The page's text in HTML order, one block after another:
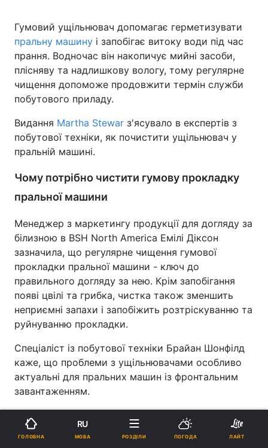
Гумовий ущільнювач допомагає герметизувати
пральну машину і запобігає витоку води під час
прання. Водночас він накопичує мийні засоби,
плісняву та надлишкову вологу, тому регулярне
чищення допоможе продовжити термін служби
побутового приладу.
Видання Martha Stewar з'ясувало в експертів з
побутової техніки, як почистити ущільнювач у
пральній машині.
Чому потрібно чистити гумову прокладку
пральної машини
Менеджер з маркетингу продукції для догляду за
білизною в BSH North America Емілі Діксон
зазначила, що регулярне чищення гумової
прокладки пральної машини - ключ до
правильного догляду за нею. Крім запобігання
появі цвілі та грибка, чистка також зменшить
неприємні запахи і запобіжить розтріскуванню та
руйнуванню прокладки.
Спеціаліст із побутової техніки Брайан Шонфілд
каже, що проблеми з ущільнювачами особливо
актуальні для пральних машин із фронтальним
завантаженням.
"Недоглянута прокладка при вогкості починає
видавати неприємний запах і становить
ГОЛОВНА
RU
МОВА РОЗДІЛИ ПОГОДА ЛАЙТ